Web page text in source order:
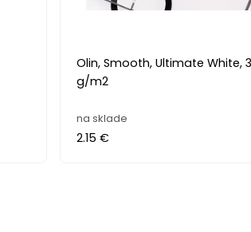
Olin, Smooth, Ultimate White,
g/m2
na sklade
2.15 €